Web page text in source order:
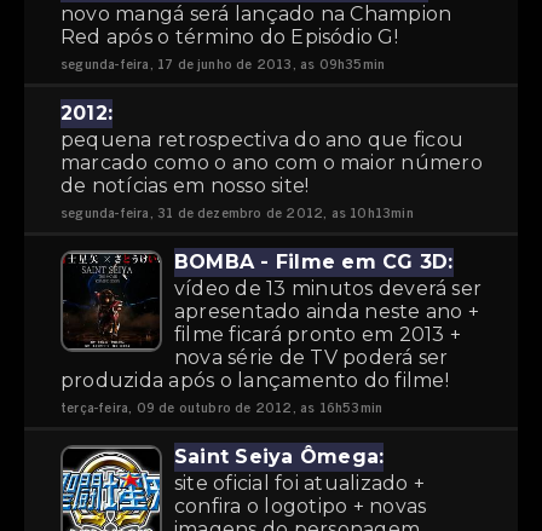
novo mangá será lançado na Champion
Red após o término do Episódio G!
segunda-feira, 17 de junho de 2013, as 09h35min
2012:
pequena retrospectiva do ano que ficou
marcado como o ano com o maior número
de notícias em nosso site!
segunda-feira, 31 de dezembro de 2012, as 10h13min
BOMBA - Filme em CG 3D:
vídeo de 13 minutos deverá ser
apresentado ainda neste ano +
filme ficará pronto em 2013 +
nova série de TV poderá ser
produzida após o lançamento do filme!
terça-feira, 09 de outubro de 2012, as 16h53min
Saint Seiya Ômega:
site oficial foi atualizado +
confira o logotipo + novas